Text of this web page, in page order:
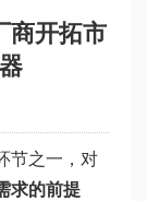
商开拓市
节之一，对
求的前提